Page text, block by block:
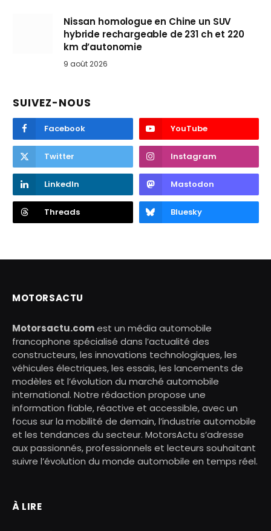
Nissan homologue en Chine un SUV
hybride rechargeable de 231 ch et 220
km d’autonomie
9 août 2026
SUIVEZ-NOUS
Facebook YouTube
Twitter Instagram
LinkedIn Mastodon
Threads Bluesky
MOTORSACTU
Motorsactu.comest un média automobile
francophone spécialisé dans l’actualité des
constructeurs, les innovations technologiques, les
véhicules électriques, les essais, les lancements de
modèles et l’évolution du marché automobile
international. Notre rédaction propose une
information fiable, réactive et accessible, avec un
focus sur la mobilité de demain, l’industrie automobile
et les tendances du secteur. MotorsActu s’adresse
aux passionnés, professionnels et lecteurs souhaitant
suivre l’évolution du monde automobile en temps réel.
À LIRE